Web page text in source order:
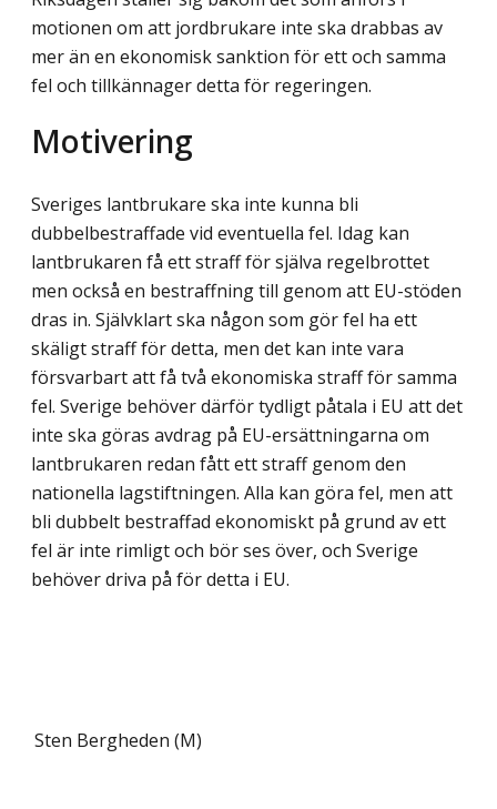
motionen om att jordbrukare inte ska drabbas av
mer än en ekonomisk sanktion för ett och samma
fel och tillkännager detta för regeringen.
Motivering
Sveriges lantbrukare ska inte kunna bli
dubbelbestraffade vid eventuella fel. Idag kan
lantbrukaren få ett straff för själva regelbrottet
men också en bestraffning till genom att EU-stöden
dras in. Självklart ska någon som gör fel ha ett
skäligt straff för detta, men det kan inte vara
försvarbart att få två ekonomiska straff för samma
fel. Sverige behöver därför tydligt påtala i EU att det
inte ska göras avdrag på EU-ersättningarna om
lant­brukaren redan fått ett straff genom den
nationella lagstiftningen. Alla kan göra fel, men att
bli dubbelt bestraffad ekonomiskt på grund av ett
fel är inte rimligt och bör ses över, och Sverige
behöver driva på för detta i EU.
Sten Bergheden (M)